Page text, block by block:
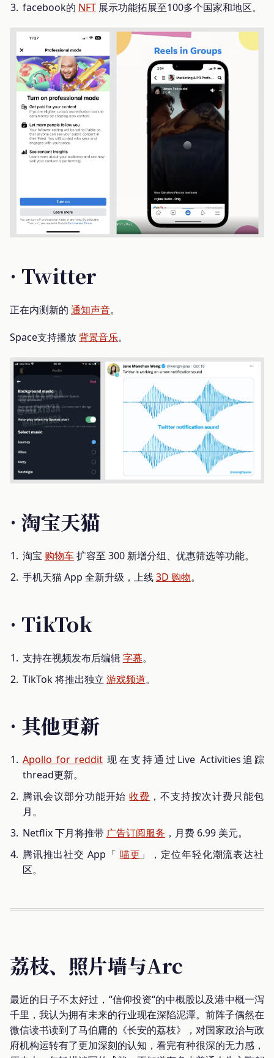
facebook的 NFT展示功能拓展至100多个国家和地区。
· Twitter
正在内测新的 通知声音。
Space支持播放背景音乐。
· 淘宝天猫
淘宝 购物车扩容至 300 新增分组、优惠筛选等功能。
手机天猫 App 全新升级，上线3D 购物。
· TikTok
支持在视频发布后编辑字幕。
TikTok 将推出独立 游戏频道。
· 其他更新
Apollo for reddit 现在支持通过Live Activities追踪
thread更新。
腾讯会议部分功能开始收费 ，不支持按次计费只能包
月。
Netflix 下月将推带 广告订阅服务 ，月费 6.99 美元。
腾讯推出社交 App「 喵更 」，定位年轻化潮流表达社
区。
荔枝、照片墙与Arc
最近的日子不太好过，“信仰投资“的中概股以及港中概一泻
千里，我认为拥有未来的行业现在深陷泥潭。前阵子偶然在
微信读书读到了马伯庸的《长安的荔枝》，对国家政治与政
府机构运转有了更加深刻的认知，看完有种很深的无力感，